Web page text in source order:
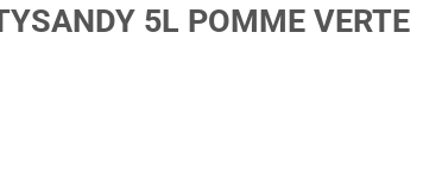
5L POMME VERTE